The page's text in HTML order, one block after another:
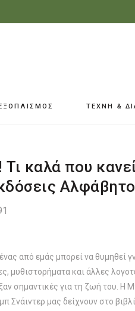
ΤΕΧΝΗ &
Τι καλά που
από εμάς μπορεί να θυμηθεί
μυθιστορήματα και άλλες
σημαντικές για τη ζωή του. Η
Σνάιντερ μας δείχνουν στο